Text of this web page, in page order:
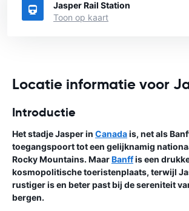
Jasper Rail Station
Toon op kaart
Locatie informatie voor
Introductie
Het stadje Jasper in Canadais, net als
toegangspoort tot een gelijknamig
Rocky Mountains. MaarBanffis een
kosmopolitische toeristenplaats, terwijl
rustiger is en beter past bij de sereniteit
bergen.